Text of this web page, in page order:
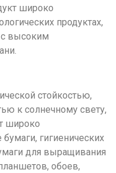
широко
продуктах,
высоким
стойкостью,
к солнечному свету,
широко
гигиенических
для выращивания
обоев,